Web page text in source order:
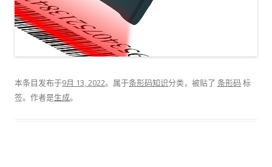
本条目发布于9月 13, 2022。属于条形码知识分类，被贴了 条形码 标
签。 作者是生成。